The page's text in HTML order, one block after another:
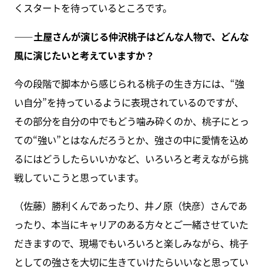
くスタートを待っているところです。
――土屋さんが演じる仲沢桃子はどんな人物で、どんな
風に演じたいと考えていますか？
今の段階で脚本から感じられる桃子の生き方には、“強
い自分”を持っているように表現されているのですが、
その部分を自分の中でもどう噛み砕くのか、桃子にとっ
ての“強い”とはなんだろうとか、強さの中に愛情を込め
るにはどうしたらいいかなど、いろいろと考えながら挑
戦していこうと思っています。
（佐藤）勝利くんであったり、井ノ原（快彦）さんであ
ったり、本当にキャリアのある方々とご一緒させていた
だきますので、現場でもいろいろと楽しみながら、桃子
としての強さを大切に生きていけたらいいなと思ってい